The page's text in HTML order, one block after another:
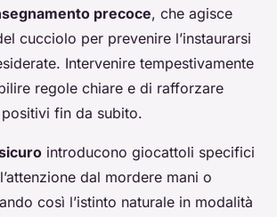
precoce, che agisce
cucciolo per prevenire l’instaurarsi
Intervenire tempestivamente
regole chiare e di rafforzare
fin da subito.
introducono giocattoli specifici
dal mordere mani o
così l’istinto naturale in modalità